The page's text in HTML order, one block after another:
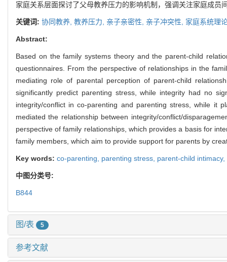
家庭关系层面探讨了父母教养压力的影响机制，强调关注家庭成
关键词: 协同教养, 教养压力, 亲子亲密性, 亲子冲突性, 家庭系统理
Abstract:
Based on the family systems theory and the parent-child
questionnaires. From the perspective of relationships in the
mediating role of parental perception of parent-child
significantly predict parenting stress, while integrity had no
integrity/conflict in co-parenting and parenting stress, while it
mediated the relationship between integrity/conflict/
perspective of family relationships, which provides a basis for
family members, which aim to provide support for parents by
Key words: co-parenting, parenting stress, parent-child intimacy,
中图分类号:
B844
图/表 5
参考文献